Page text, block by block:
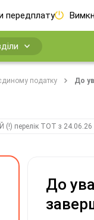
передплату
податку До
(!) перелік ТОТ з 24.06.26
До